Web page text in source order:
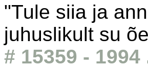
"Tule siia ja
juhuslikult su
# 15359 - 1994